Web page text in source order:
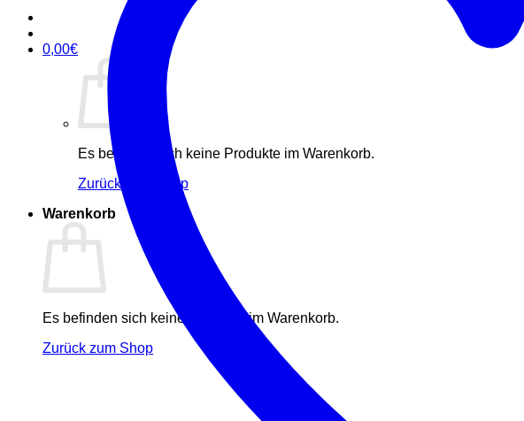
0,00€
Es befinden sich keine Produkte im Warenkorb.
Zurück zum Shop
Warenkorb
Es befinden sich keine Produkte im Warenkorb.
Zurück zum Shop